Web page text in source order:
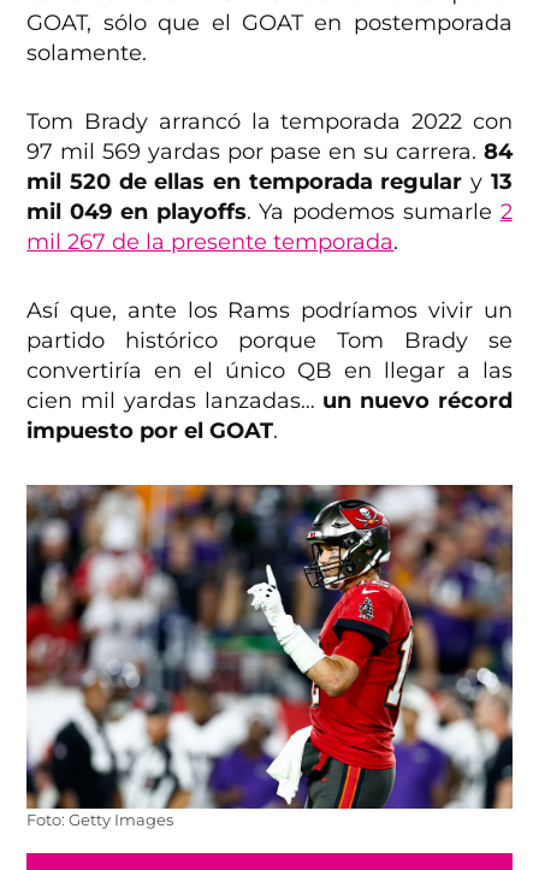
GOAT, sólo que el GOAT en postemporada
solamente.
Tom Brady arrancó la temporada 2022 con
97 mil 569 yardas por pase en su carrera. 84
mil 520 de ellas en temporada regular y13
mil 049 en playoffs. Ya podemos sumarle 2
mil 267 de la presente temporada.
Así que, ante los Rams podríamos vivir un
partido histórico porque Tom Brady se
convertiría en el único QB en llegar a las
cien mil yardas lanzadas… un nuevo récord
impuesto por el GOAT.
Foto: Getty Images